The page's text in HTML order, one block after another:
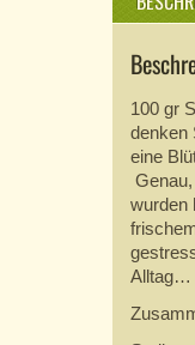
100 gr
denken
eine
wurden
Alltag…